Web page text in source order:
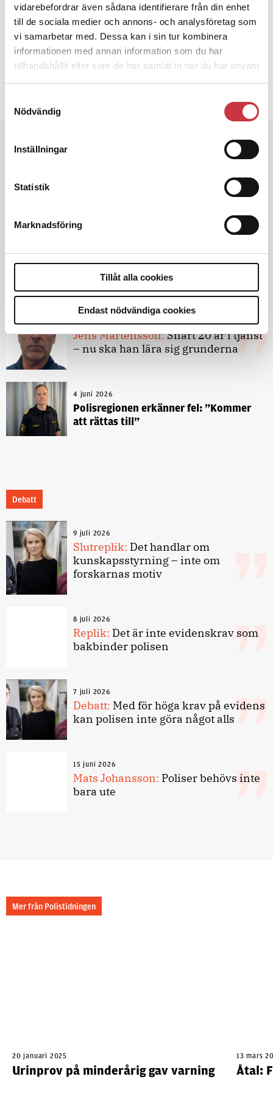
vidarebefordrar även sådana identifierare från din enhet
till de sociala medier och annons- och analysföretag som
vi samarbetar med. Dessa kan i sin tur kombinera
informationen med annan information som du har
tillhandahållit eller som de har samlat in när du har använt
Nödvändig
Inställningar
Statistik
Marknadsföring
Tillåt alla cookies
Endast nödvändiga cookies
VÅLDTÄKT
Text
Per Hagström
3 februari 2025
Klart: Ingångslönen höjs med 2 300
polisaspiranter underkänns på
godtyckliga grunder
1 juni 2026
Jens Mårtensson:Snart 20 år i tjänst
– nu ska han lära sig grunderna
4 juni 2026
Polisregionen erkänner fel: ”Kommer
att rättas till”
Debatt
9 juli 2026
Slutreplik: Det handlar om
kunskapsstyrning – inte om
forskarnas motiv
8 juli 2026
Replik: Det är inte evidenskrav som
bakbinder polisen
7 juli 2026
Debatt: Med för höga krav på evidens
kan polisen inte göra något alls
15 juni 2026
Mats Johansson: Poliser behövs inte
bara ute
Mer från Polistidningen
20 januari 2025
Urinprov på minderårig gav varning
13 mars
Åtal: